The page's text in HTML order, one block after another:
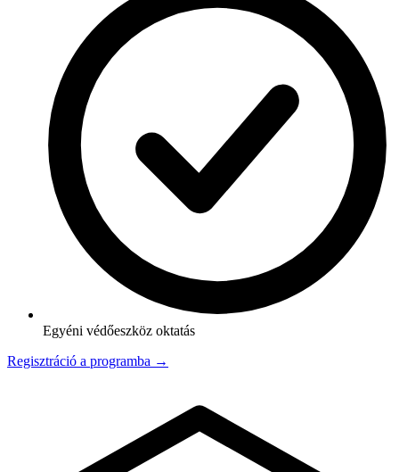
Egyéni védőeszköz oktatás
Regisztráció a programba →